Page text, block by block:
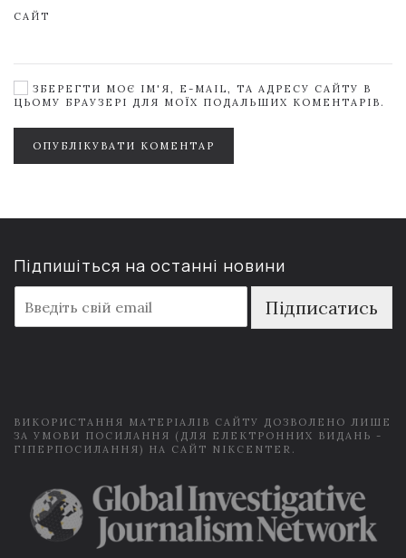
САЙТ
ЗБЕРЕГТИ МОЄ ІМ'Я, E-MAIL, ТА АДРЕСУ САЙТУ В
ЦЬОМУ БРАУЗЕРІ ДЛЯ МОЇХ ПОДАЛЬШИХ КОМЕНТАРІВ.
ОПУБЛІКУВАТИ КОМЕНТАР
Підпишіться на останні новини
m
a
Підписатись
ВИКОРИСТАННЯ МАТЕРІАЛІВ САЙТУ ДОЗВОЛЕНО ЛИШЕ
ЗА УМОВИ ПОСИЛАННЯ (ДЛЯ ЕЛЕКТРОННИХ ВИДАНЬ -
ГІПЕРПОСИЛАННЯ) НА САЙТ NIKCENTER.